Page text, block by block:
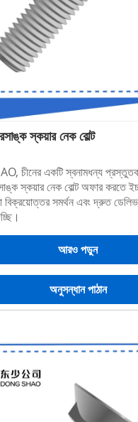
স্কয়ার নেক বোল্ট
চীনের একটি স্বনামধন্য
স্কয়ার নেক বোল্ট অফার করতে
বিক্রয়োত্তর সমর্থন এবং দ্রুত
আরও পড়ুন
অনুসন্ধান পাঠান